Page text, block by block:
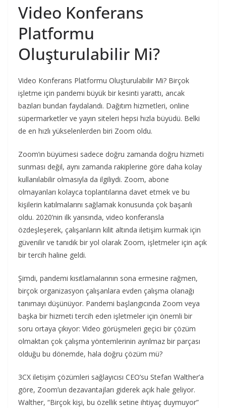
Video Konferans
Platformu
Oluşturulabilir Mi?
Video Konferans Platformu Oluşturulabilir Mi? Birçok
işletme için pandemi büyük bir kesinti yarattı, ancak
bazıları bundan faydalandı. Dağıtım hizmetleri, online
süpermarketler ve yayın siteleri hepsi hızla büyüdü. Belki
de en hızlı yükselenlerden biri Zoom oldu.
Zoom’ın büyümesi sadece doğru zamanda doğru hizmeti
sunması değil, aynı zamanda rakiplerine göre daha kolay
kullanılabilir olmasıyla da ilgiliydi. Zoom, abone
olmayanları kolayca toplantılarına davet etmek ve bu
kişilerin katılmalarını sağlamak konusunda çok başarılı
oldu. 2020’nin ilk yarısında, video konferansla
özdeşleşerek, çalışanların kilit altında iletişim kurmak için
güvenilir ve tanıdık bir yol olarak Zoom, işletmeler için açık
bir tercih haline geldi.
Şimdi, pandemi kısıtlamalarının sona ermesine rağmen,
birçok organizasyon çalışanlara evden çalışma olanağı
tanımayı düşünüyor. Pandemi başlangıcında Zoom veya
başka bir hizmeti tercih eden işletmeler için önemli bir
soru ortaya çıkıyor: Video görüşmeleri geçici bir çözüm
olmaktan çok çalışma yöntemlerinin ayrılmaz bir parçası
olduğu bu dönemde, hala doğru çözüm mü?
3CX iletişim çözümleri sağlayıcısı CEO’su Stefan Walther’a
göre, Zoom’un dezavantajları giderek açık hale geliyor.
Walther, “Birçok kişi, bu özellik setine ihtiyaç duymuyor”